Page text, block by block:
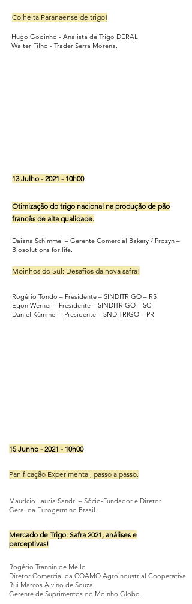
Colheita Paranaense de trigo!
Hugo Godinho - Analista de Trigo DERAL
Walter Filho - Trader Serra Morena.
13 Julho - 2021 - 10h00
Otimização do trigo nacional na produção de pão
francês de alta qualidade.
Daiana Schimmel – Gerente Comercial Bakery / Prozyn –
Biosolutions for life.
Moinhos do Sul: Desafios da nova safra!
Rogério Tondo – Presidente – SINDITRIGO – RS
Egon Werner – Presidente – SINDITRIGO – SC
Daniel Kümmel – Presidente – SNDITRIGO – PR
15 Junho - 2021 - 10h00
Panificação Experimental, passo a passo.
Maurício Lauria Sandri – Sócio-Fundador e Diretor
Geral da Eurogerm no Brasil.
Mercado de Trigo: Safra 2021, análises e
perceptivas!
Rogério Trannin de Mello
Diretor Comercial da COAMO Agroindustrial Cooperativa
Rui Marcos Alvino de Souza
Gerente de Suprimentos do Moinho Globo.